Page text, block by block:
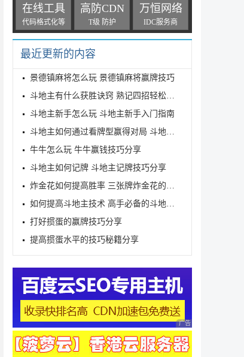
在线工具
代码格式化等
高防CDN
T级 防护
万恒网络
IDC服务商
最近更新的内容
景德镇麻将怎么玩 景德镇麻将赢牌技巧
斗地主有什么获胜诀窍 熟记四招轻松取胜
斗地主新手怎么玩 斗地主新手入门指南
斗地主如何通过看牌型赢得对局 斗地主获胜技巧
牛牛怎么玩 牛牛赢钱技巧分享
斗地主如何记牌 斗地主记牌技巧分享
炸金花如何提高胜率 三张牌炸金花的必胜口诀一览
如何提高斗地主技术 高手必备的斗地主技巧大全
打好掼蛋的赢牌技巧分享
提高掼蛋水平的技巧秘籍分享
广告 商业广告，理性